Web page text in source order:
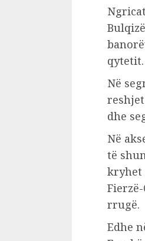
qytetit.
Në
dhe
Në
të
kryhet
rrugë.
Edhe